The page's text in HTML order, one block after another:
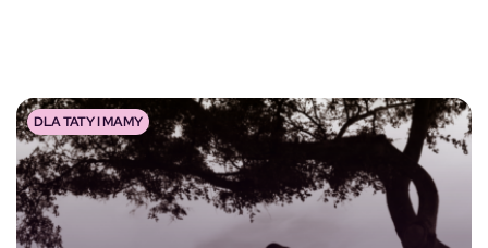
DLA TATY I MAMY